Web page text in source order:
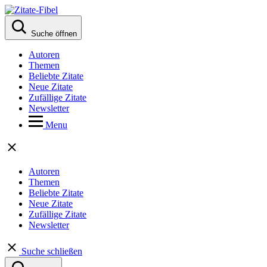
Suche öffnen
Autoren
Themen
Beliebte Zitate
Neue Zitate
Zufällige Zitate
Newsletter
Menu
Autoren
Themen
Beliebte Zitate
Neue Zitate
Zufällige Zitate
Newsletter
Suche schließen